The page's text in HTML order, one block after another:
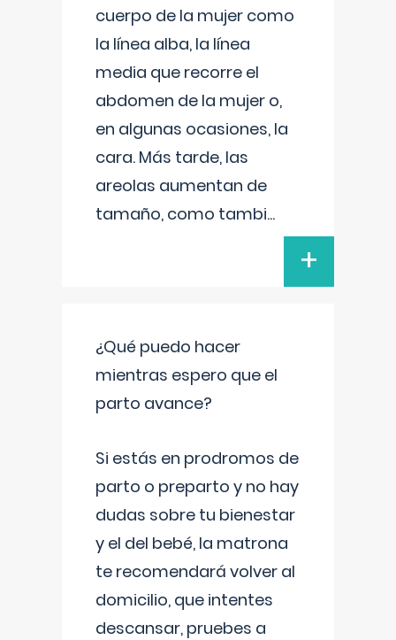
cuerpo de la mujer como
la línea alba, la línea
media que recorre el
abdomen de la mujer o,
en algunas ocasiones, la
cara. Más tarde, las
areolas aumentan de
tamaño, como tambi...
+
¿Qué puedo hacer
mientras espero que el
parto avance?
Si estás en prodromos de
parto o preparto y no hay
dudas sobre tu bienestar
y el del bebé, la matrona
te recomendará volver al
domicilio, que intentes
descansar, pruebes a